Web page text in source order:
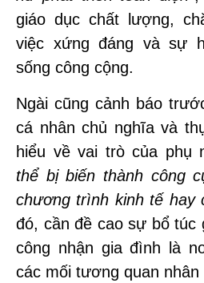
giáo dục chất lượng,
việc xứng đáng và sự
sống công cộng.
Ngài cũng cảnh báo
cá nhân chủ nghĩa và
hiểu về vai trò của phụ
thể bị biến thành công
chương trình kinh tế hay
đó, cần đề cao sự bổ túc
công nhận gia đình là
các mối tương quan nhân